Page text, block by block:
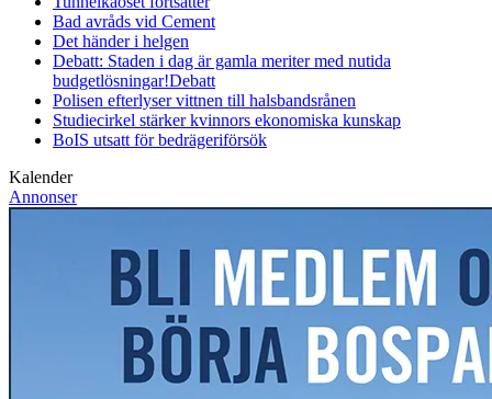
Bad avråds vid Cement
Det händer i helgen
Debatt: Staden i dag är gamla meriter med nutida
budgetlösningar!Debatt
Polisen efterlyser vittnen till halsbandsrånen
Studiecirkel stärker kvinnors ekonomiska kunskap
BoIS utsatt för bedrägeriförsök
Kalender
Annonser